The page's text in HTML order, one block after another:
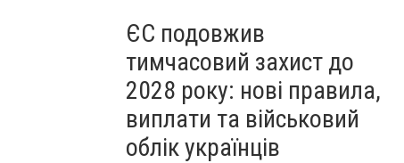
ЄС подовжив
тимчасовий захист до
2028 року: нові правила,
виплати та військовий
облік українців